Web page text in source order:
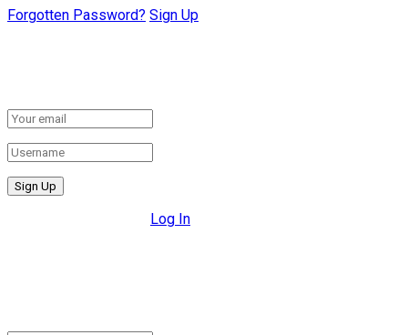
Forgotten Password? Sign Up
Log In